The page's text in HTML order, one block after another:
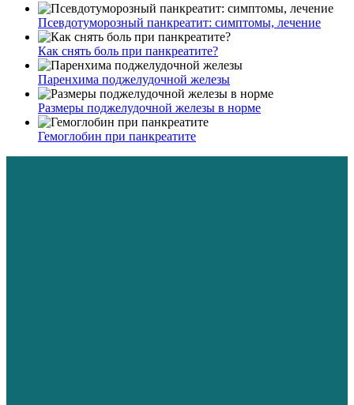
Псевдотуморозный панкреатит: симптомы, лечение
Как снять боль при панкреатите?
Паренхима поджелудочной железы
Размеры поджелудочной железы в норме
Гемоглобин при панкреатите